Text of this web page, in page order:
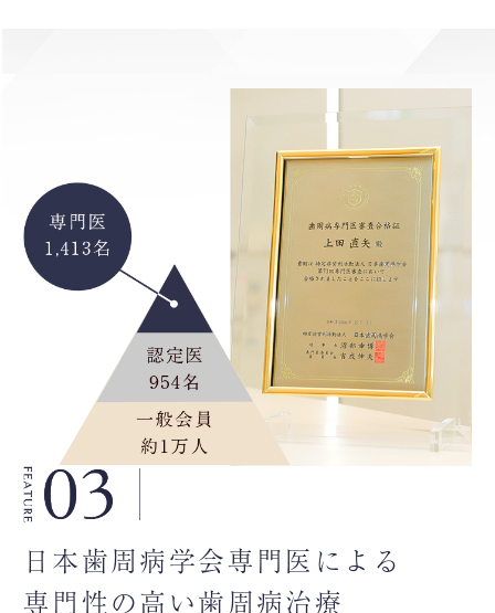
日本歯周病学会専門医による
専門性の高い歯周病治療